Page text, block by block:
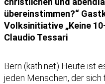
übereinstimmen?“
Volksinitiative „Keine
Claudio Tessari
Bern (kath.net) Heute ist
jeden Menschen, der